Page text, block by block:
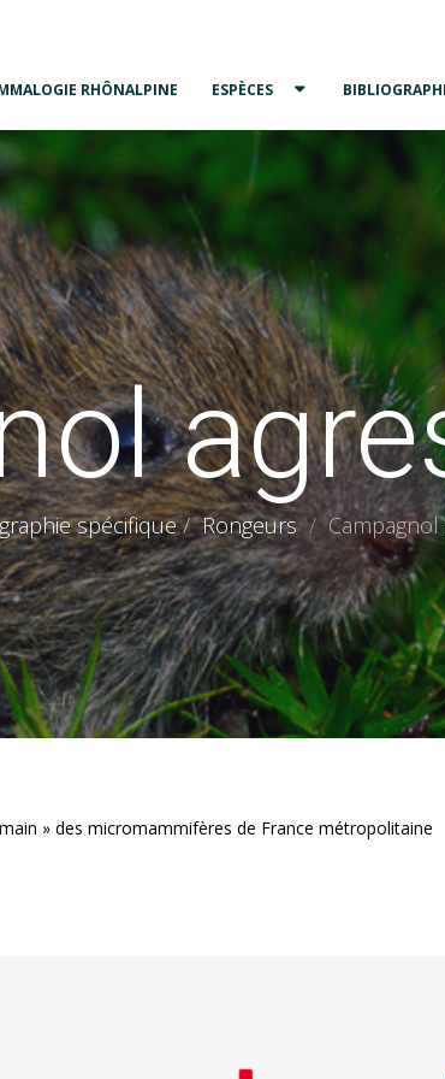
RHÔNALPINE ESPÈCES
spécifique Rongeurs
» des micromammifères de France métropolitaine